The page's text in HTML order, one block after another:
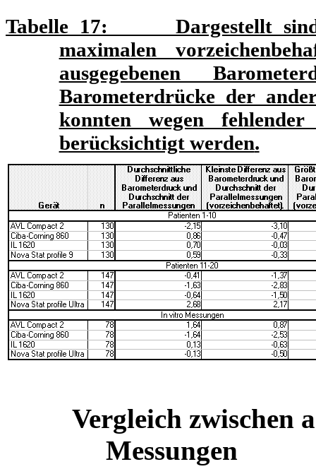
Tabelle 17: Dargestellt sind
maximalen
ausgegebenen
Barometerdrücke der
konnten wegen
berücksichtigt werden.
Vergleich zwischen
Messungen